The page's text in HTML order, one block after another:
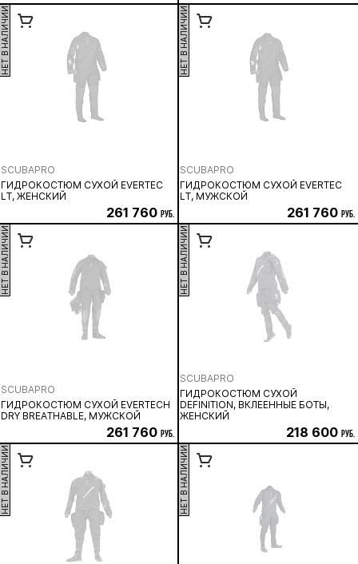
НЕТ В НАЛИЧИИ
SCUBAPRO
ГИДРОКОСТЮМ СУХОЙ EVERTEC
LT, ЖЕНСКИЙ
261 760 руб.
НЕТ В НАЛИЧИИ
SCUBAPRO
ГИДРОКОСТЮМ СУХОЙ EVERTEC
LT, МУЖСКОЙ
261 760 руб.
НЕТ В НАЛИЧИИ
SCUBAPRO
ГИДРОКОСТЮМ СУХОЙ EVERTECH
DRY BREATHABLE, МУЖСКОЙ
261 760 руб.
НЕТ В НАЛИЧИИ
SCUBAPRO
ГИДРОКОСТЮМ СУХОЙ
DEFINITION, ВКЛЕЕННЫЕ БОТЫ,
ЖЕНСКИЙ
218 600 руб.
НЕТ В НАЛИЧИИ НЕТ В НАЛИЧИИ